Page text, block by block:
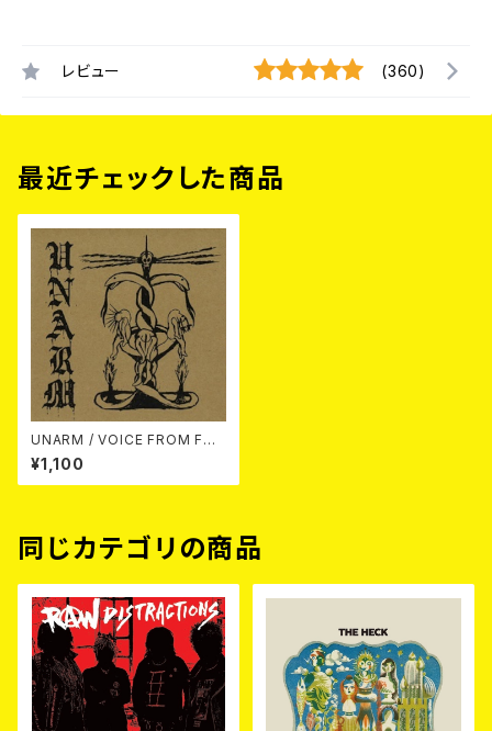
レビュー (360)
最近チェックした商品
UNARM / VOICE FROM FOR
¥1,100
同じカテゴリの商品